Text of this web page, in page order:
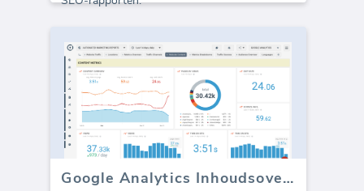
Google Analytics Inhoudsoverzicht